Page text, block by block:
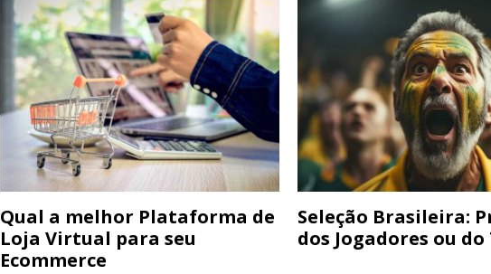
Qual a melhor Plataforma de
Loja Virtual para seu
Ecommerce
Seleção Brasileira:
dos Jogadores ou do